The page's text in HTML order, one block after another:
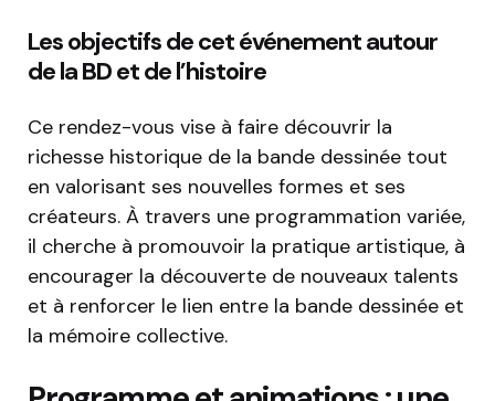
Les objectifs de cet événement autour
de la BD et de l’histoire
Ce rendez-vous vise à faire découvrir la
richesse historique de la bande dessinée tout
en valorisant ses nouvelles formes et ses
créateurs. À travers une programmation variée,
il cherche à promouvoir la pratique artistique, à
encourager la découverte de nouveaux talents
et à renforcer le lien entre la bande dessinée et
la mémoire collective.